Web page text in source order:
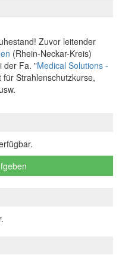
Zuvor leitender
(Rhein-Neckar-Kreis)
der Fa. "Medical Solutions -
Strahlenschutzkurse,